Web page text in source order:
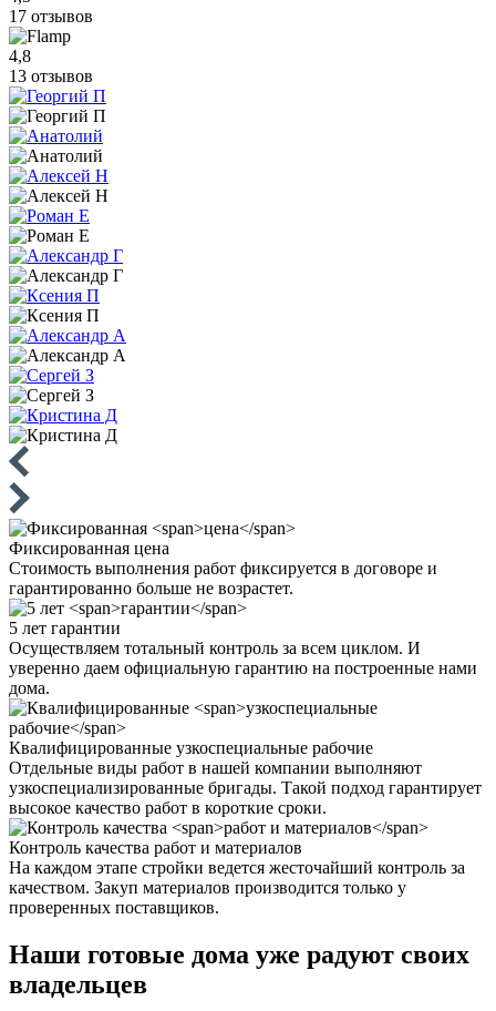
17 отзывов
4,8
13 отзывов
Фиксированная цена
Стоимость выполнения работ фиксируется в договоре и
гарантированно больше не возрастет.
5 лет гарантии
Осуществляем тотальный контроль за всем циклом. И
уверенно даем официальную гарантию на построенные нами
дома.
Квалифицированные узкоспециальные рабочие
Отдельные виды работ в нашей компании выполняют
узкоспециализированные бригады. Такой подход гарантирует
высокое качество работ в короткие сроки.
Контроль качества работ и материалов
На каждом этапе стройки ведется жесточайший контроль за
качеством. Закуп материалов производится только у
проверенных поставщиков.
Наши готовые дома уже радуют своих
владельцев